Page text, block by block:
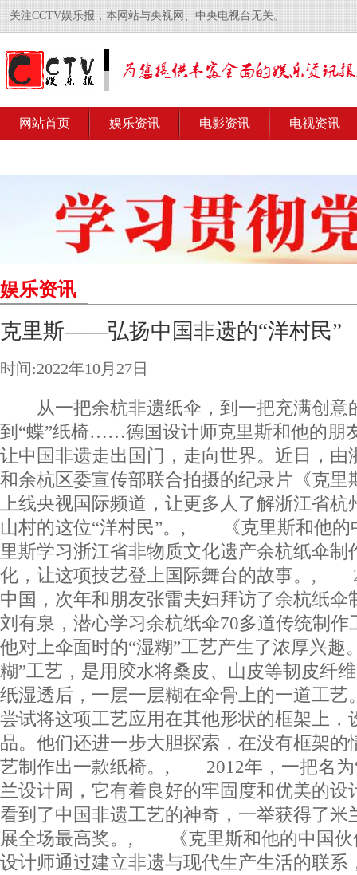
关注CCTV娱乐报，本网站与央视网、中央电视台无关。
网站首页 娱乐资讯 电影资讯 电视资讯
娱乐资讯
克里斯——弘扬中国非遗的“洋村民”
时间:2022年10月27日
从一把余杭非遗纸伞，到一把充满创意
到“蝶”纸椅……德国设计师克里斯和他的朋
让中国非遗走出国门，走向世界。近日，由
和余杭区委宣传部联合拍摄的纪录片《克里
上线央视国际频道，让更多人了解浙江省
山村的这位“洋村民”。, 《克里斯和他的
里斯学习浙江省非物质文化遗产余杭纸伞制
化，让这项技艺登上国际舞台的故事。,
中国，次年和朋友张雷夫妇拜访了余杭纸伞
刘有泉，潜心学习余杭纸伞70多道传统制作
他对上伞面时的“湿糊”工艺产生了浓厚兴趣
糊”工艺，是用胶水将桑皮、山皮等韧皮纤
纸湿透后，一层一层糊在伞骨上的一道工艺
尝试将这项工艺应用在其他形状的框架上，
品。他们还进一步大胆探索，在没有框架的
艺制作出一款纸椅。, 2012年，一把名为
兰设计周，它有着良好的牢固度和优美的设
看到了中国非遗工艺的神奇，一举获得了米
展全场最高奖。, 《克里斯和他的中国伙
设计师通过建立非遗与现代生产生活的联系